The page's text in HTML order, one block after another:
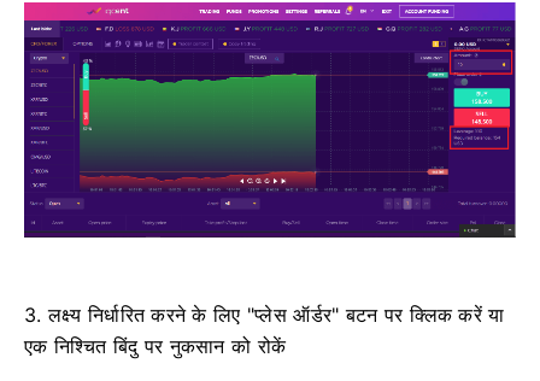
3. लक्ष्य निर्धारित करने के लिए "प्लेस ऑर्डर" बटन पर क्लिक करें या
एक निश्चित बिंदु पर नुकसान को रोकें